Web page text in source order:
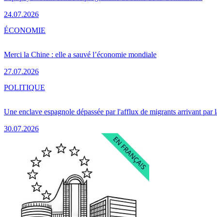
24.07.2026
Merci la Chine : elle a sauvé l’économie mondiale
27.07.2026
ÉCONOMIE
Une enclave espagnole dépassée par l'afflux de migrants arrivant par
30.07.2026
POLITIQUE